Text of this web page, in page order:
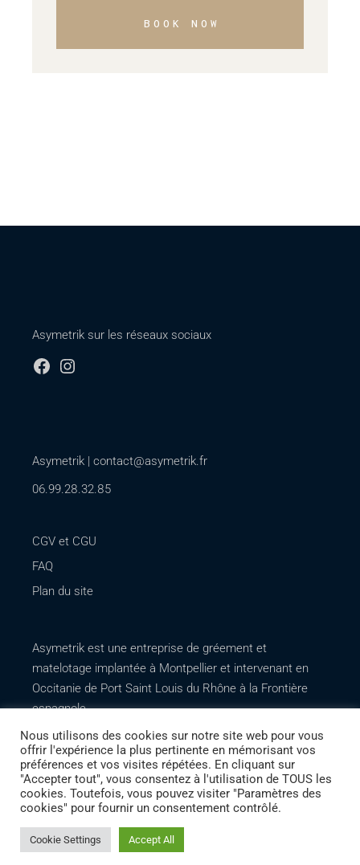
BOOK NOW
Asymetrik sur les réseaux sociaux
Asymetrik |contact@asymetrik.fr
06.99.28.32.85
CGV et CGU
FAQ
Plan du site
Asymetrik est une entreprise de gréement et
matelotage implantée à Montpellier et intervenant en
Occitanie de Port Saint Louis du Rhône à la Frontière
espagnole. .
Création de site internetAgence Web LesMarketing
Nous utilisons des cookies sur notre site web pour vous
offrir l'expérience la plus pertinente en mémorisant vos
préférences et vos visites répétées. En cliquant sur
"Accepter tout", vous consentez à l'utilisation de TOUS les
cookies. Toutefois, vous pouvez visiter "Paramètres des
cookies" pour fournir un consentement contrôlé.
Cookie Settings Accept All